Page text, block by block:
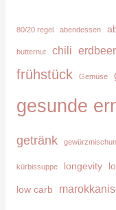
n
n
a
c
:
80/20 regel abendessen
butternut chili
frühstück Gemüse
gesunde
getränk
kürbissuppe longevity
low carb